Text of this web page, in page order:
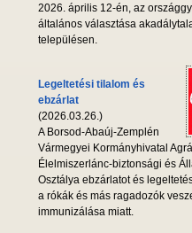
2026. április 12-én, az
általános választása
településen.
Legeltetési tilalom és
ebzárlat
(2026.03.26.)
A Borsod-Abaúj-Zemplén
Vármegyei Kormányhivatal
Élelmiszerlánc-biztonsági és
Osztálya ebzárlatot és
a rókák és más ragadozók
immunizálása miatt.